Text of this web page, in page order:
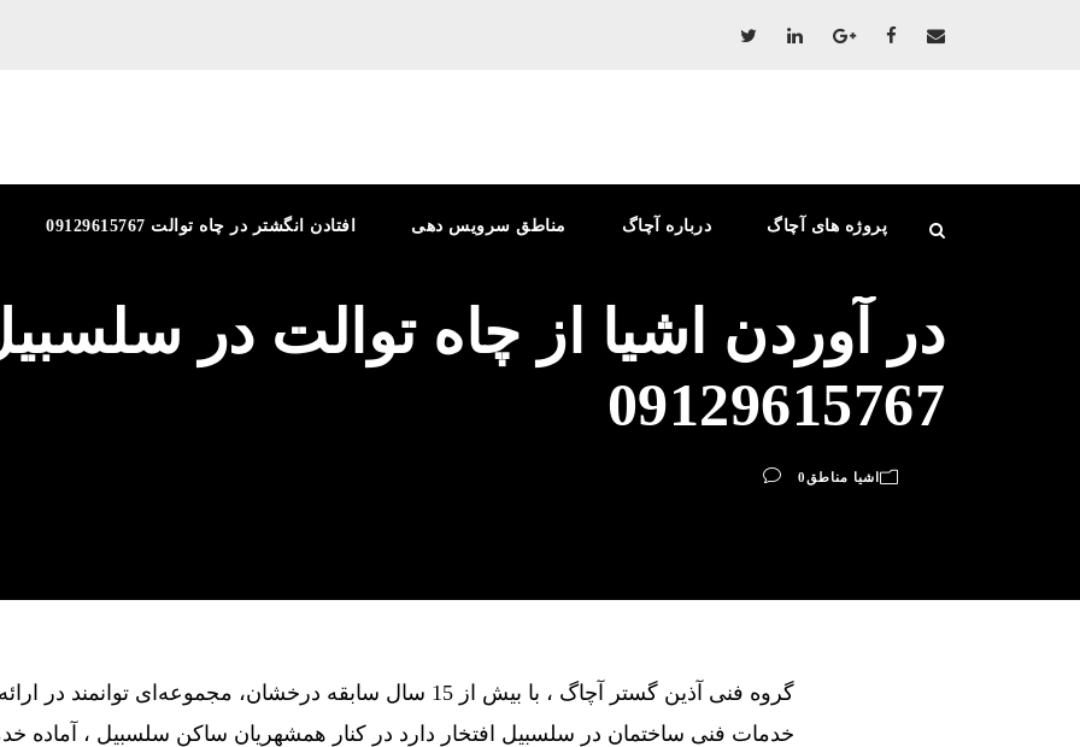
افتادن انگشتر در چاه توالت 09129615767 مناطق سرویس دهی درباره آچاگ پروژه های آچاگ
در آوردن اشیا از چاه توالت در
09129615767
اشیا مناطق 0
گروه فنی آذین گستر آچاگ ، با بیش از 15 سال سابقه درخشان، مجموعه‌ای
خدمات فنی ساختمان در سلسبیل افتخار دارد در کنار همشهریان ساکن سلسبیل ، آماده